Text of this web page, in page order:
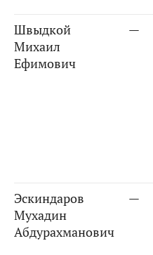
Швыдкой
Михаил
Ефимович
—
Эскиндаров
Мухадин
Абдурахманович
—